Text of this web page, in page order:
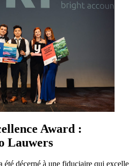
Award :
Lauwers
été décerné à une fiduciaire qui excelle